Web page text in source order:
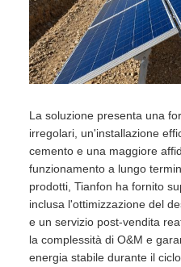
La soluzione presenta una
irregolari, un'installazione
cemento e una maggiore
funzionamento a lungo
prodotti, Tianfon ha fornito
inclusa l'ottimizzazione del
e un servizio post-vendita
la complessità di O&M e
energia stabile durante il